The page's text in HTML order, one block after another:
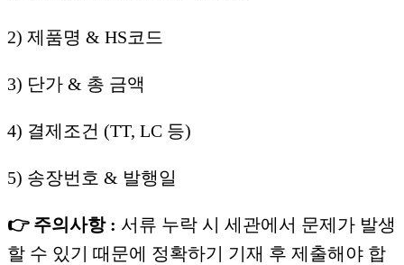
2) 제품명 & HS코드
3) 단가 & 총 금액
4) 결제조건 (TT, LC 등)
5) 송장번호 & 발행일
👉 주의사항 : 서류 누락 시 세관에서 문제가 발생
할 수 있기 때문에 정확하기 기재 후 제출해야 합